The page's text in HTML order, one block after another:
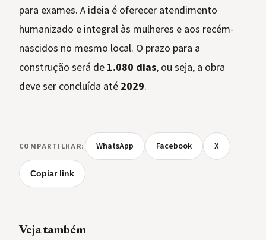
para exames. A ideia é oferecer atendimento
humanizado e integral às mulheres e aos recém-
nascidos no mesmo local. O prazo para a
construção será de 1.080 dias, ou seja, a obra
deve ser concluída até 2029.
COMPARTILHAR: WhatsApp Facebook X
Copiar link
Veja também